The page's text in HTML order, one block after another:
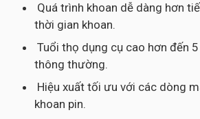
Quá trình khoan dễ dàng hơn
thời gian khoan.
Tuổi thọ dụng cụ cao hơn đến
thông thường.
Hiệu xuất tối ưu với các dòng
khoan pin.